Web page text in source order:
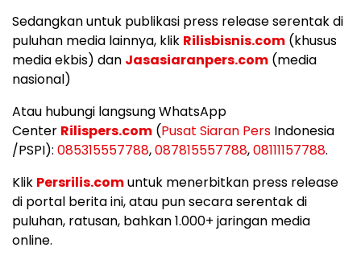
Sedangkan untuk publikasi press release serentak di
puluhan media lainnya, klik Rilisbisnis.com (khusus
media ekbis) dan Jasasiaranpers.com (media
nasional)
Atau hubungi langsung WhatsApp
Center Rilispers.com (Pusat Siaran Pers Indonesia
/PSPI): 085315557788,087815557788,08111157788.
Klik Persrilis.comuntuk menerbitkan press release
di portal berita ini, atau pun secara serentak di
puluhan, ratusan, bahkan 1.000+ jaringan media
online.